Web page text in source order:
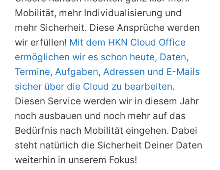
Mobilität, mehr Individualisierung und
mehr Sicherheit. Diese Ansprüche werden
wir erfüllen! Mit dem HKN Cloud Office
ermöglichen wir es schon heute, Daten,
Termine, Aufgaben, Adressen und E-Mails
sicher über die Cloud zu bearbeiten.
Diesen Service werden wir in diesem Jahr
noch ausbauen und noch mehr auf das
Bedürfnis nach Mobilität eingehen. Dabei
steht natürlich die Sicherheit Deiner Daten
weiterhin in unserem Fokus!